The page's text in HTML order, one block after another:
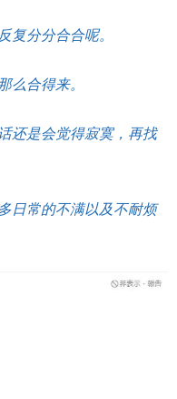
复分分合合呢。
么合得来。
还是会觉得寂寞，再找
日常的不满以及不耐烦